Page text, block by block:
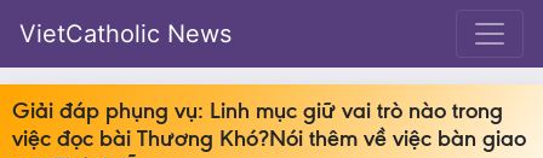
VietCatholic News
Giải đáp phụng vụ: Linh mục giữ vai trò nào trong
việc đọc bài Thương Khó?Nói thêm về việc bàn giao